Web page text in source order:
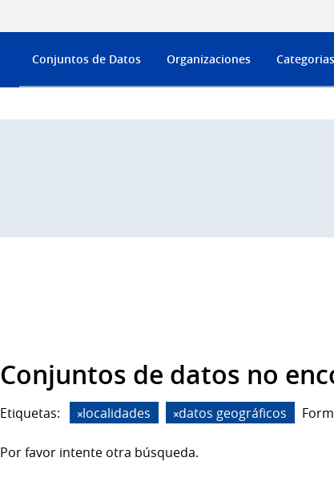
Conjuntos de Datos Organizaciones Categorias
Conjuntos de datos no
Etiquetas: localidades datos geográficos
Por favor intente otra búsqueda.